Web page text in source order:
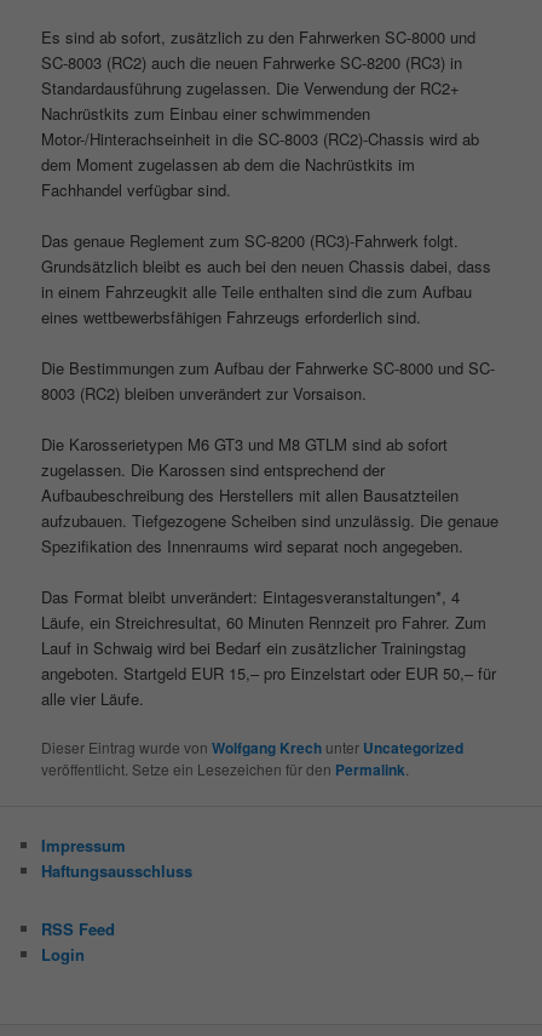
Es sind ab sofort, zusätzlich zu den Fahrwerken SC-8000 und
SC-8003 (RC2) auch die neuen Fahrwerke SC-8200 (RC3) in
Standardausführung zugelassen. Die Verwendung der RC2+
Nachrüstkits zum Einbau einer schwimmenden
Motor-/Hinterachseinheit in die SC-8003 (RC2)-Chassis wird ab
dem Moment zugelassen ab dem die Nachrüstkits im
Fachhandel verfügbar sind.
Das genaue Reglement zum SC-8200 (RC3)-Fahrwerk folgt.
Grundsätzlich bleibt es auch bei den neuen Chassis dabei, dass
in einem Fahrzeugkit alle Teile enthalten sind die zum Aufbau
eines wettbewerbsfähigen Fahrzeugs erforderlich sind.
Die Bestimmungen zum Aufbau der Fahrwerke SC-8000 und SC-
8003 (RC2) bleiben unverändert zur Vorsaison.
Die Karosserietypen M6 GT3 und M8 GTLM sind ab sofort
zugelassen. Die Karossen sind entsprechend der
Aufbaubeschreibung des Herstellers mit allen Bausatzteilen
aufzubauen. Tiefgezogene Scheiben sind unzulässig. Die genaue
Spezifikation des Innenraums wird separat noch angegeben.
Das Format bleibt unverändert: Eintagesveranstaltungen*, 4
Läufe, ein Streichresultat, 60 Minuten Rennzeit pro Fahrer. Zum
Lauf in Schwaig wird bei Bedarf ein zusätzlicher Trainingstag
angeboten. Startgeld EUR 15,– pro Einzelstart oder EUR 50,– für
alle vier Läufe.
Dieser Eintrag wurde vonWolfgang Krech unter Uncategorized
veröffentlicht. Setze ein Lesezeichen für den Permalink
Impressum
Haftungsausschluss
RSS Feed
Login